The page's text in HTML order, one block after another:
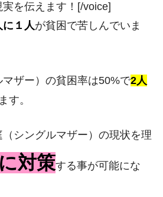
を伝えます！[/voice]
に１人が貧困で苦しんでいま
ザー）の貧困率は50%で2人
す。
シングルマザー）の現状を理
対策する事が可能にな